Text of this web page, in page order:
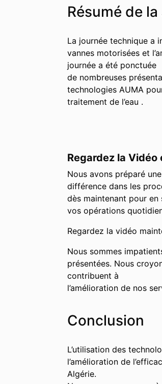
Résumé de
La journée technique a
vannes motorisées et
journée a été ponctuée
de nombreuses
technologies AUMA
traitement de l’eau .
Regardez la
Nous avons préparé
différence dans les
dès maintenant pour
vos opérations
Regardez la vidéo
Nous sommes
présentées. Nous
contribuent à
l’amélioration de nos
Conclusion
L’utilisation des
l’amélioration de
Algérie.